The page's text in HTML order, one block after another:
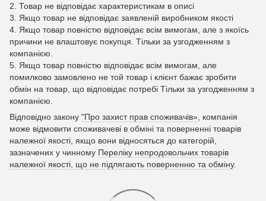
2. Товар не відповідає характеристикам в описі
3. Якщо товар не відповідає заявленій виробником якості
4. Якщо товар повністю відповідає всім вимогам, але з якоїсь
причини не влаштовує покупця. Тільки за узгодженням з
компанією.
5. Якщо товар повністю відповідає всім вимогам, але
помилково замовлено не той товар і клієнт бажає зробити
обмін на товар, що відповідає потребі Тільки за узгодженням з
компанією.
Відповідно закону "Про захист прав споживачів» , компанія
може відмовити споживачеві в обміні та поверненні товарів
належної якості, якщо вони відносяться до категорій,
зазначених у чинному Переліку непродовольчих товарів
належної якості, що не підлягають поверненню та обміну.